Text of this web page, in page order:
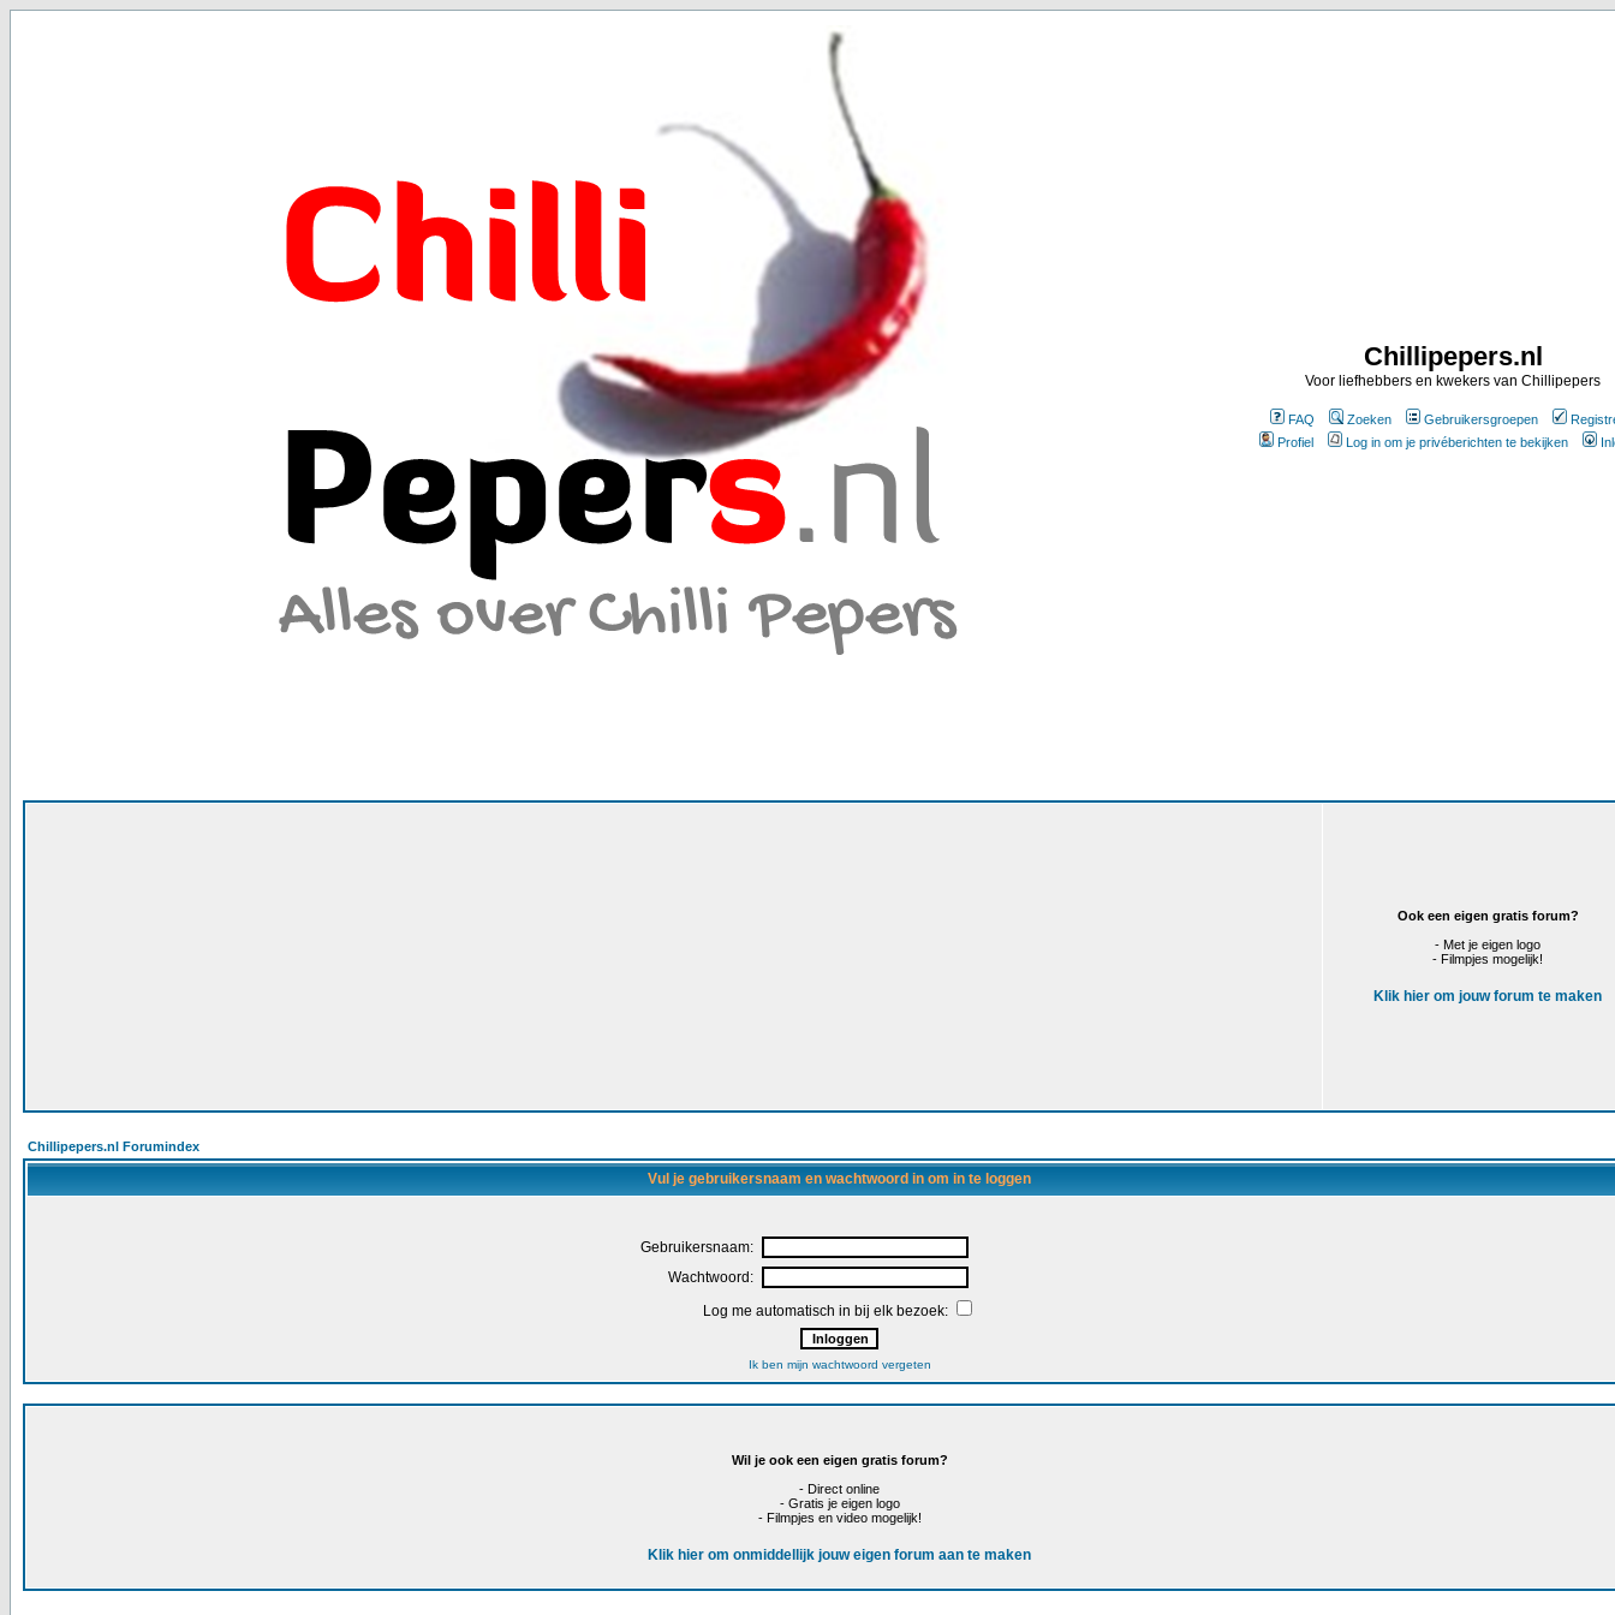
Chillipepers.nl
Voor liefhebbers en kwekers van Chillipepers
FAQ Zoeken Gebruikersgroepen
Profiel
Log in om je privéberichten te bekijken
Ook een eigen gratis forum?
- Met je eigen logo
- Filmpjes mogelijk!
Klik hier om jouw forum te maken
Chillipepers.nl Forumindex
Vul je gebruikersnaam en wachtwoord in om in te loggen
Gebruikersnaam:
Wachtwoord:
Log me automatisch in bij elk bezoek:
Ik ben mijn wachtwoord vergeten
Wil je ook een eigen gratis forum?
- Direct online
- Gratis je eigen logo
- Filmpjes en video mogelijk!
Klik hier om onmiddellijk jouw eigen forum aan te maken